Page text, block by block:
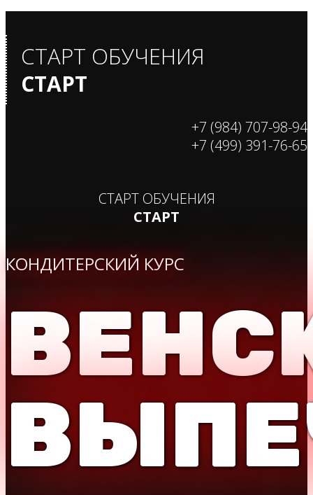
СТАРТ ОБУЧЕНИЯ
СТАРТ
+7 (984) 707-98-94
+7 (499) 391-76-65
СТАРТ ОБУЧЕНИЯ
СТАРТ
КОНДИТЕРСКИЙ КУРС